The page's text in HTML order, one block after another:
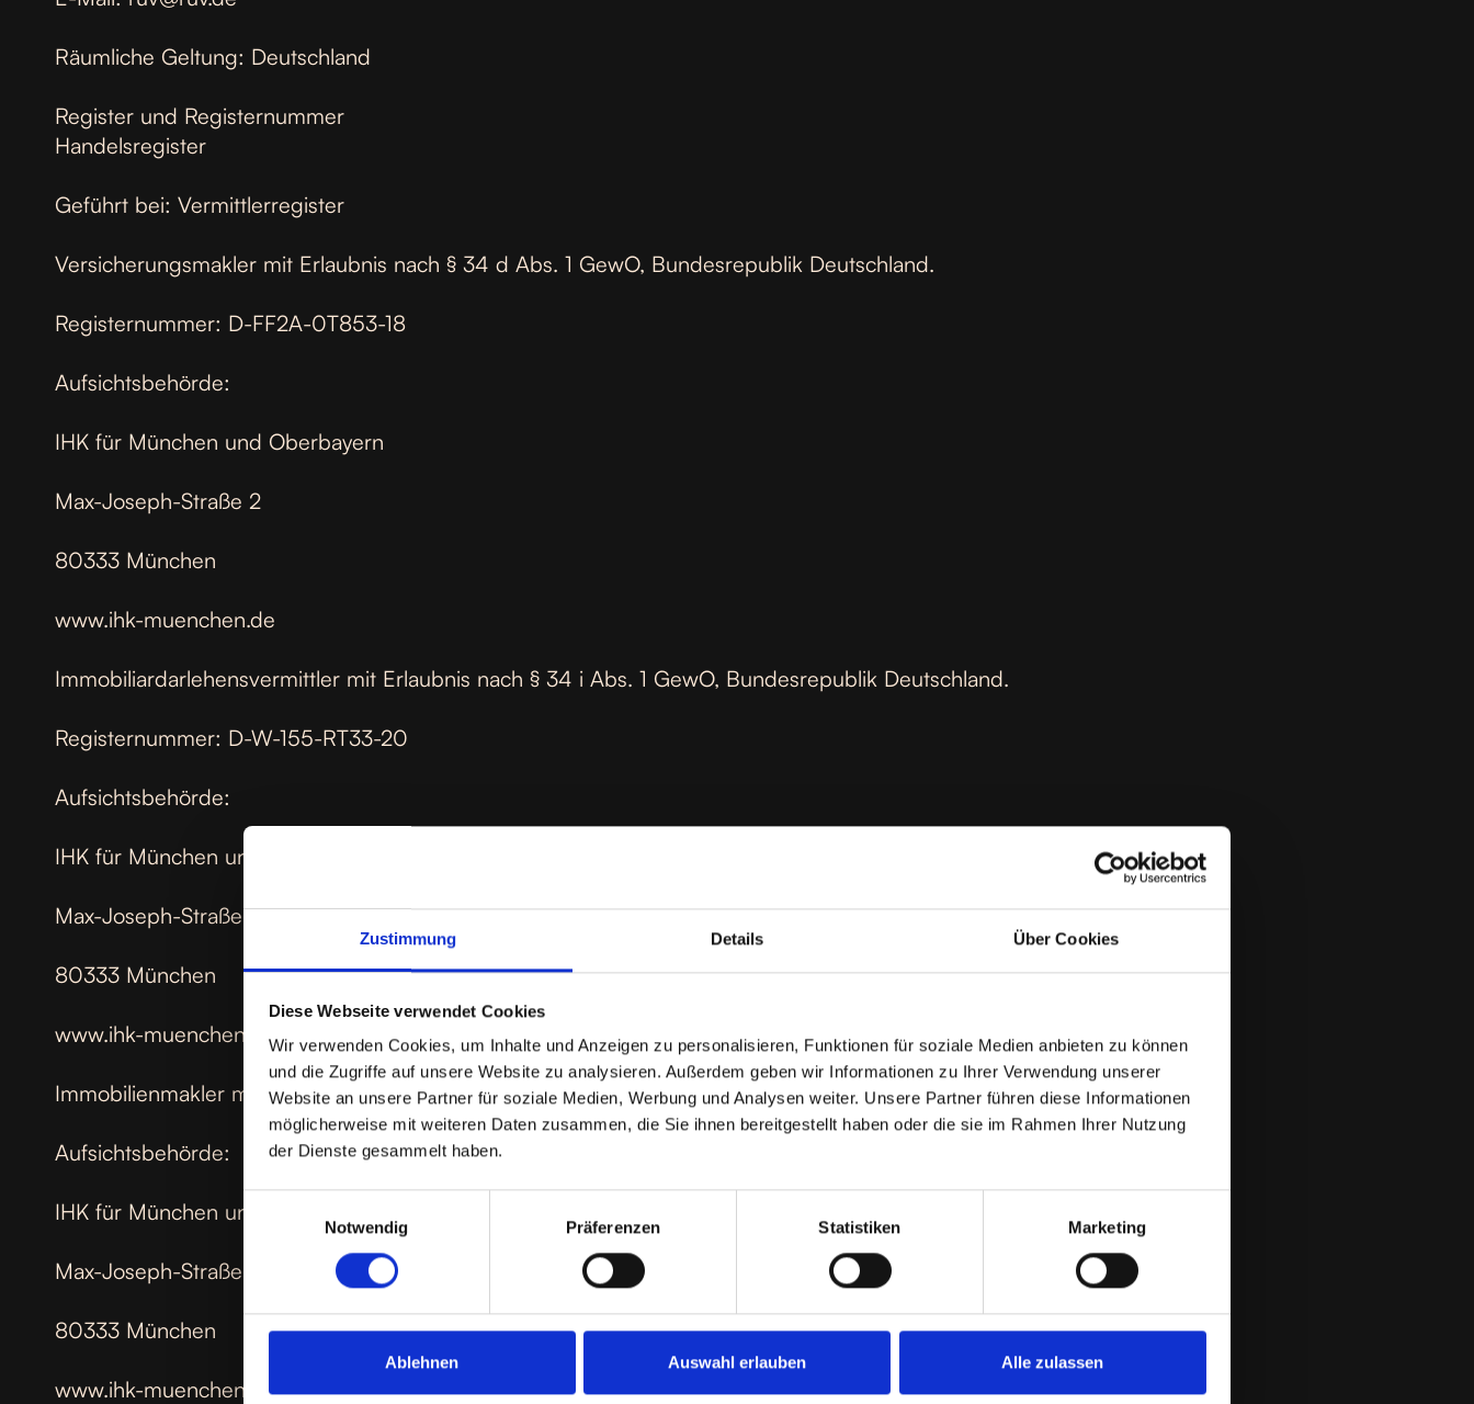
Zustimmung Details Über Cookies
Diese Webseite verwendet Cookies
Wir verwenden Cookies, um Inhalte und Anzeigen zu personalisieren, Funktionen für soziale Medien anbieten zu können
und die Zugriffe auf unsere Website zu analysieren. Außerdem geben wir Informationen zu Ihrer Verwendung unserer
Website an unsere Partner für soziale Medien, Werbung und Analysen weiter. Unsere Partner führen diese Informationen
möglicherweise mit weiteren Daten zusammen, die Sie ihnen bereitgestellt haben oder die sie im Rahmen Ihrer Nutzung
der Dienste gesammelt haben.
Notwendig
Präferenzen Statistiken Marketing
Ablehnen Auswahl erlauben Alle zulassen
Räumliche Geltung: Deutschland
Register und Registernummer
Handelsregister
Geführt bei: Vermittlerregister
Versicherungsmakler mit Erlaubnis nach § 34 d Abs. 1 GewO, Bundesrepublik Deutschland.
Registernummer: D-FF2A-0T853-18
Aufsichtsbehörde:
IHK für München und Oberbayern
Max-Joseph-Straße 2
‎80333 München
www.ihk-muenchen.de
Immobiliardarlehensvermittler mit Erlaubnis nach § 34 i Abs. 1 GewO, Bundesrepublik Deutschland.
Registernummer: D-W-155-RT33-20
Aufsichtsbehörde:
IHK für München und Oberbayern
Max-Joseph-Straße 2
‎80333 München
www.ihk-muenchen.de
Immobilienmakler mit Erlaubnis nach §34 c Abs. 1 Satz 1 GewO, Bundesrepublik Deutschland.
Aufsichtsbehörde:
IHK für München und Oberbayern
Max-Joseph-Straße 2
‎80333 München
www.ihk-muenchen.de